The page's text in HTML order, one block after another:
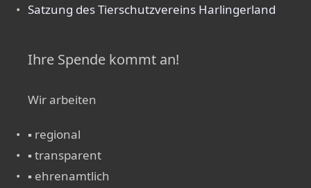
Satzung des Tierschutzvereins Harlingerland
Ihre Spende kommt an!
Wir arbeiten
▪ regional
▪ transparent
▪ ehrenamtlich